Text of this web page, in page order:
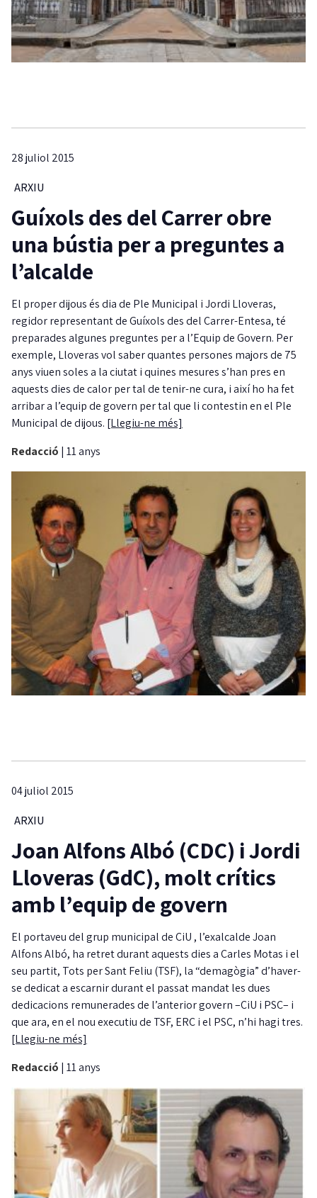
28 juliol 2015
ARXIU
Guíxols des del Carrer obre
una bústia per a preguntes a
l’alcalde
El proper dijous és dia de Ple Municipal i Jordi Lloveras,
regidor representant de Guíxols des del Carrer-Entesa, té
preparades algunes preguntes per a l’Equip de Govern. Per
exemple, Lloveras vol saber quantes persones majors de 75
anys viuen soles a la ciutat i quines mesures s’han pres en
aquests dies de calor per tal de tenir-ne cura, i així ho ha fet
arribar a l’equip de govern per tal que li contestin en el Ple
Municipal de dijous. [Llegiu-ne més]
Redacció | 11 anys
04 juliol 2015
ARXIU
Joan Alfons Albó (CDC) i Jordi
Lloveras (GdC), molt crítics
amb l’equip de govern
El portaveu del grup municipal de CiU , l’exalcalde Joan
Alfons Albó, ha retret durant aquests dies a Carles Motas i el
seu partit, Tots per Sant Feliu (TSF), la “demagògia” d’haver-
se dedicat a escarnir durant el passat mandat les dues
dedicacions remunerades de l’anterior govern –CiU i PSC– i
que ara, en el nou executiu de TSF, ERC i el PSC, n’hi hagi tres.
[Llegiu-ne més]
Redacció | 11 anys